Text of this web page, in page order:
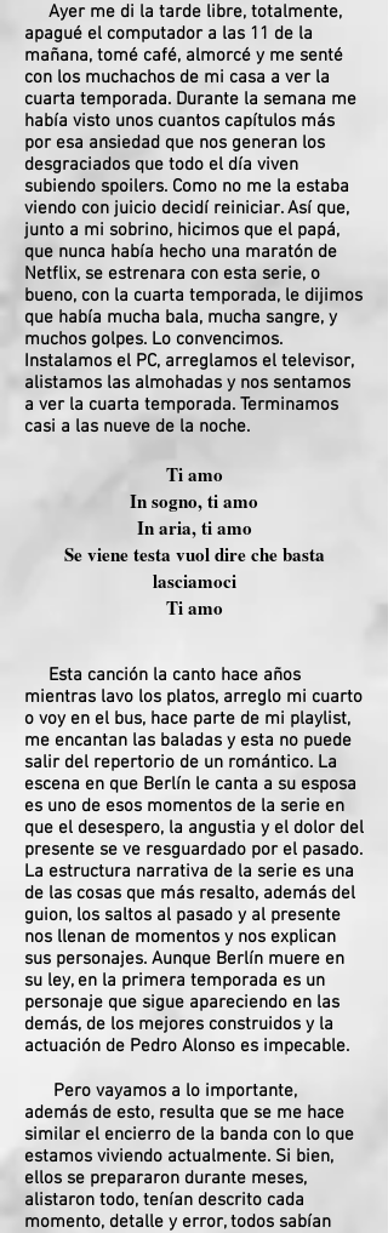
Ayer me di la tarde libre, totalmente,
apagué el computador a las 11 de la
mañana, tomé café, almorcé y me senté
con los muchachos de mi casa a ver la
cuarta temporada. Durante la semana me
había visto unos cuantos capítulos más
por esa ansiedad que nos generan los
desgraciados que todo el día viven
subiendo spoilers. Como no me la estaba
viendo con juicio decidí reiniciar. Así que,
junto a mi sobrino, hicimos que el papá,
que nunca había hecho una maratón de
Netflix, se estrenara con esta serie, o
bueno, con la cuarta temporada, le dijimos
que había mucha bala, mucha sangre, y
muchos golpes. Lo convencimos.
Instalamos el PC, arreglamos el televisor,
alistamos las almohadas y nos sentamos
a ver la cuarta temporada. Terminamos
casi a las nueve de la noche.
Ti amo
In sogno, ti amo
In aria, ti amo
Se viene testa vuol dire che basta
lasciamoci
Ti amo
Esta canción la canto hace años
mientras lavo los platos, arreglo mi cuarto
o voy en el bus, hace parte de mi playlist,
me encantan las baladas y esta no puede
salir del repertorio de un romántico. La
escena en que Berlín le canta a su esposa
es uno de esos momentos de la serie en
que el desespero, la angustia y el dolor del
presente se ve resguardado por el pasado.
La estructura narrativa de la serie es una
de las cosas que más resalto, además del
guion, los saltos al pasado y al presente
nos llenan de momentos y nos explican
sus personajes. Aunque Berlín muere en
su ley, en la primera temporada es un
personaje que sigue apareciendo en las
demás, de los mejores construidos y la
actuación de Pedro Alonso es impecable.
Pero vayamos a lo importante,
además de esto, resulta que se me hace
similar el encierro de la banda con lo que
estamos viviendo actualmente. Si bien,
ellos se prepararon durante meses,
alistaron todo, tenían descrito cada
momento, detalle y error, todos sabían